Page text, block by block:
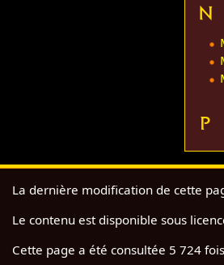
N
P
La dernière modification de cette
Le contenu est disponible sous
Cette page a été consultée 5 724